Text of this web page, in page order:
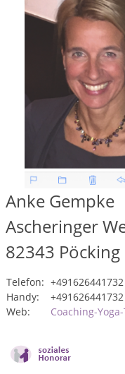
Anke Gempke
Ascheringer
82343 Pöcking
Telefon: +491626441732
Handy:
+491626441732
Web:
Coaching-